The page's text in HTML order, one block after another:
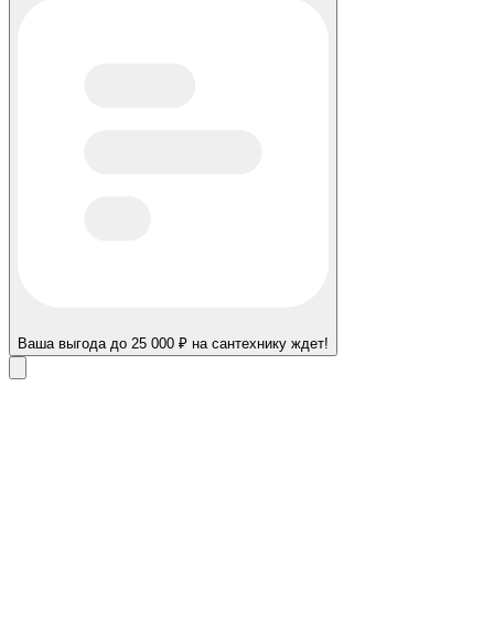
Ваша выгода до 25 000 ₽ на сантехнику ждет!